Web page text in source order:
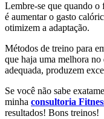
Lembre-se que quando o
é aumentar o gasto
otimizem a adaptação.
Métodos de treino para
que haja uma melhora
adequada, produzem
Se você não sabe
minha consultoria
resultados! Bons treinos!